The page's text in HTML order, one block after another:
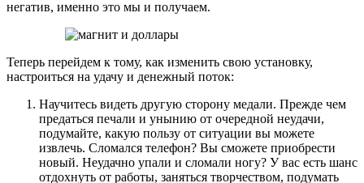
негатив, именно это мы и получаем.
Теперь перейдем к тому, как изменить свою установку,
настроиться на удачу и денежный поток:
Научитесь видеть другую сторону медали. Прежде чем
предаться печали и унынию от очередной неудачи,
подумайте, какую пользу от ситуации вы можете
извлечь. Сломался телефон? Вы сможете приобрести
новый. Неудачно упали и сломали ногу? У вас есть шанс
отдохнуть от работы, заняться творчеством, подумать